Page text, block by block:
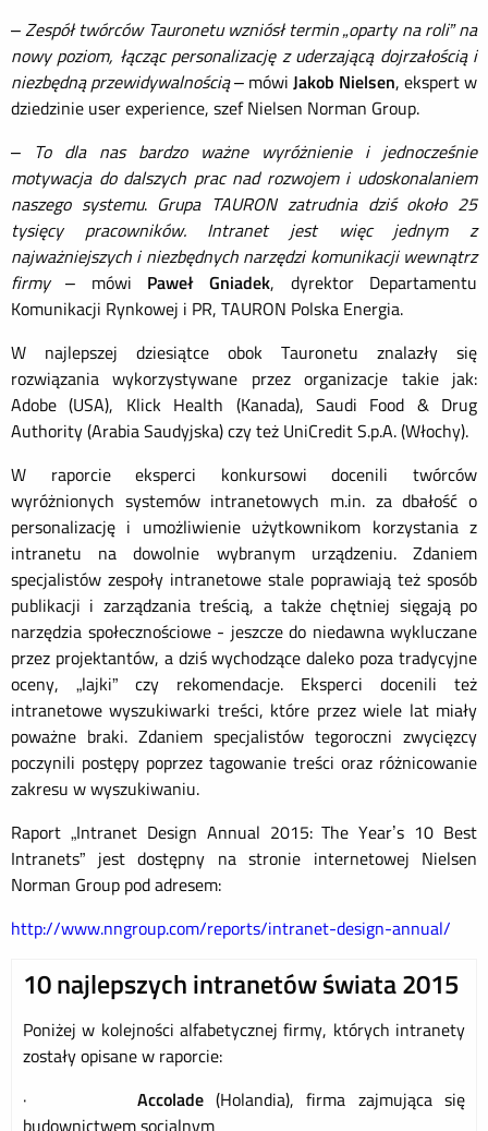
–Zespół twórców Tauronetu wzniósł termin „oparty na roli” na
nowy poziom, łącząc personalizację z uderzającą dojrzałością i
niezbędną przewidywalnością– mówi Jakob Nielsen, ekspert w
dziedzinie user experience, szef Nielsen Norman Group.
– To dla nas bardzo ważne wyróżnienie i jednocześnie
motywacja do dalszych prac nad rozwojem i udoskonalaniem
naszego systemu. Grupa TAURON zatrudnia dziś około 25
tysięcy pracowników. Intranet jest więc jednym z
najważniejszych i niezbędnych narzędzi komunikacji wewnątrz
firmy– mówi Paweł Gniadek, dyrektor Departamentu
Komunikacji Rynkowej i PR, TAURON Polska Energia.
W najlepszej dziesiątce obok Tauronetu znalazły się
rozwiązania wykorzystywane przez organizacje takie jak:
Adobe (USA), Klick Health (Kanada), Saudi Food & Drug
Authority (Arabia Saudyjska) czy też UniCredit S.p.A. (Włochy).
W raporcie eksperci konkursowi docenili twórców
wyróżnionych systemów intranetowych m.in. za dbałość o
personalizację i umożliwienie użytkownikom korzystania z
intranetu na dowolnie wybranym urządzeniu. Zdaniem
specjalistów zespoły intranetowe stale poprawiają też sposób
publikacji i zarządzania treścią, a także chętniej sięgają po
narzędzia społecznościowe - jeszcze do niedawna wykluczane
przez projektantów, a dziś wychodzące daleko poza tradycyjne
oceny, „lajki” czy rekomendacje. Eksperci docenili też
intranetowe wyszukiwarki treści, które przez wiele lat miały
poważne braki. Zdaniem specjalistów tegoroczni zwycięzcy
poczynili postępy poprzez tagowanie treści oraz różnicowanie
zakresu w wyszukiwaniu.
Raport „Intranet Design Annual 2015: The Year’s 10 Best
Intranets” jest dostępny na stronie internetowej Nielsen
Norman Group pod adresem:
http://www.nngroup.com/reports/intranet-design-annual/
10 najlepszych intranetów świata 2015
Poniżej w kolejności alfabetycznej firmy, których intranety
zostały opisane w raporcie:
· Accolade(Holandia), firma zajmująca się
budownictwem socjalnym